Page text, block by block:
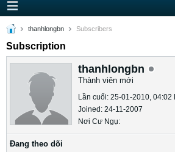
thanhlongbn Subscribers
Subscription
thanhlongbn
Thành viên mới
Lần cuối: 25-01-2010, 04:02
Joined: 24-11-2007
Nơi Cư Ngụ:
Ðang theo dõi